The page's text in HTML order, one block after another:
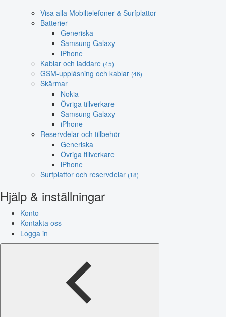
Visa alla Mobiltelefoner & Surfplattor
Batterier
Generiska
Samsung Galaxy
iPhone
Kablar och laddare (45)
GSM-upplåsning och kablar (46)
Skärmar
Nokia
Övriga tillverkare
Samsung Galaxy
iPhone
Reservdelar och tillbehör
Generiska
Övriga tillverkare
iPhone
Surfplattor och reservdelar (18)
Hjälp & inställningar
Konto
Kontakta oss
Logga in